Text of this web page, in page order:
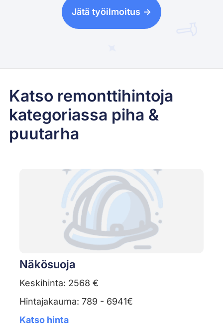
Jätä työilmoitus ->
Katso remonttihintoja
kategoriassa piha &
puutarha
Näkösuoja
Keskihinta: 2568 €
Hintajakauma: 789 - 6941€
Katso hinta